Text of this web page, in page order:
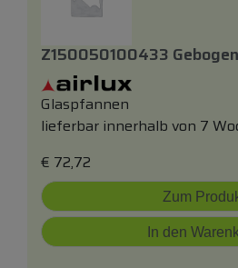
Z150050100433
Glaspfannen
lieferbar innerhalb von 7
€ 72,72
Zum
In den